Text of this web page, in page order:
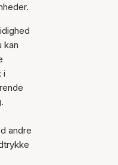
kan
i
andre